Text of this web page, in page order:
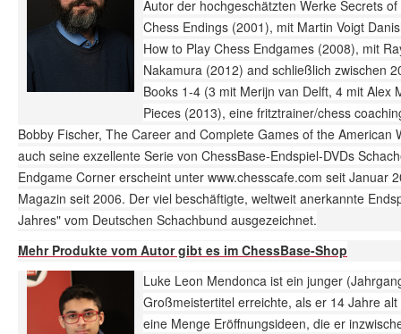
Autor der hochgeschätzten Werke Secrets
Chess Endings (2001), mit Martin Voigt
How to Play Chess Endgames (2008), mit
Nakamura (2012) and schließlich zwischen
Books 1-4 (3 mit Merijn van Delft, 4 mit Alex
Pieces (2013), eine fritztrainer/chess
Bobby Fischer, The Career and Complete Games of the
auch seine exzellente Serie von ChessBase-Endspiel-DVDs
Endgame Corner erscheint unter www.chesscafe.com seit Januar
Magazin seit 2006. Der viel beschäftigte, weltweit anerkannte
Jahres" vom Deutschen Schachbund ausgezeichnet.
Mehr Produkte vom Autor gibt es im ChessBase-Shop
Luke Leon Mendonca ist ein junger
Großmeistertitel erreichte, als er 14 Jahre
eine Menge Eröffnungsideen, die er